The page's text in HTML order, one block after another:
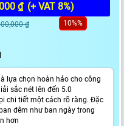
₫ (+ VAT 8%)
₫ 10%%
lựa chọn hoàn hảo cho công
sắc nét lên đến 5.0
chi tiết một cách rõ ràng. Đặc
đêm như ban ngày trong
hơn